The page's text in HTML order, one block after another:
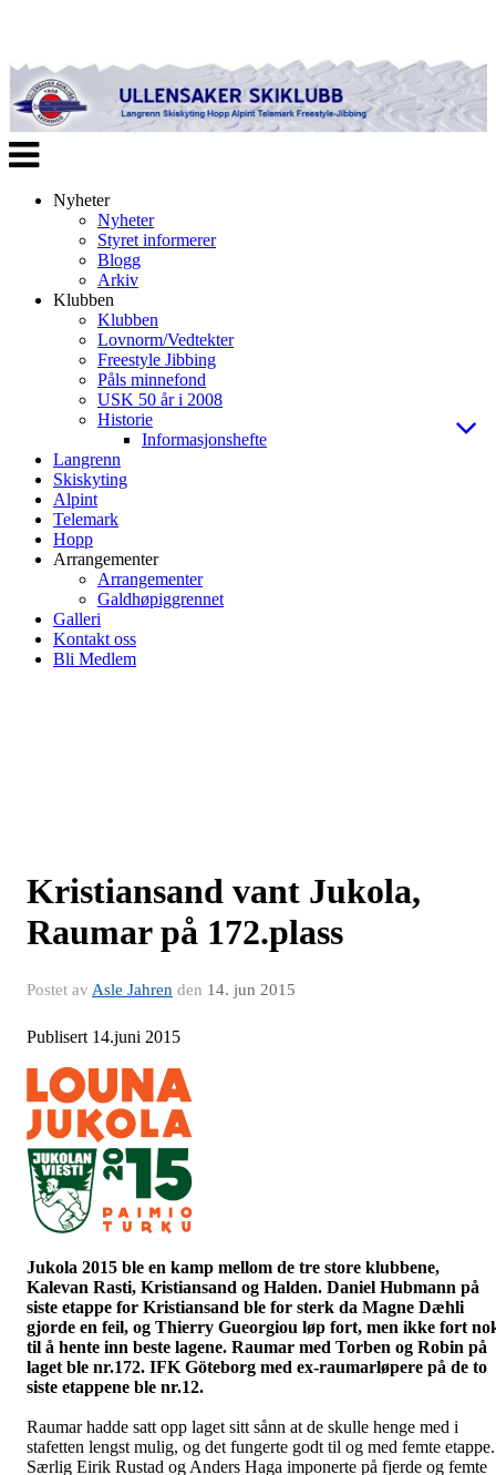
Veksle
navigasjon
Nyheter
Nyheter
Styret informerer
Blogg
Arkiv
Klubben
Klubben
Lovnorm/Vedtekter
Freestyle Jibbing
Påls minnefond
USK 50 år i 2008
Historie
Informasjonshefte
Langrenn
Skiskyting
Alpint
Telemark
Hopp
Arrangementer
Arrangementer
Galdhøpiggrennet
Galleri
Kontakt oss
Bli Medlem
Kristiansand vant Jukola,
Raumar på 172.plass
Postet av Asle Jahren den 14. jun 2015
Publisert 14.juni 2015
Jukola 2015 ble en kamp mellom de tre store klubbene,
Kalevan Rasti, Kristiansand og Halden. Daniel Hubmann på
siste etappe for Kristiansand ble for sterk da Magne Dæhli
gjorde en feil, og Thierry Gueorgiou løp fort, men ikke fort
til å hente inn beste lagene. Raumar med Torben og Robin på
laget ble nr.172. IFK Göteborg med ex-raumarløpere på de to
siste etappene ble nr.12.
Raumar hadde satt opp laget sitt sånn at de skulle henge med i
stafetten lengst mulig, og det fungerte godt til og med femte etappe.
Særlig Eirik Rustad og Anders Haga imponerte på fjerde og femte